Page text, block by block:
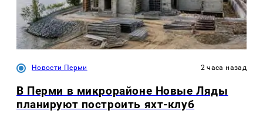
Новости Перми 2 часа назад
В Перми в микрорайоне Новые Ляды
планируют построить яхт-клуб